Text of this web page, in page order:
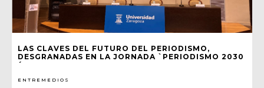
LAS CLAVES DEL FUTURO DEL PERIODISMO,
DESGRANADAS EN LA JORNADA `PERIODISMO 2030
´
ENTREMEDIOS